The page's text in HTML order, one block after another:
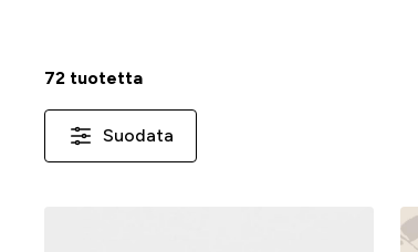
72 tuotetta
Suodata